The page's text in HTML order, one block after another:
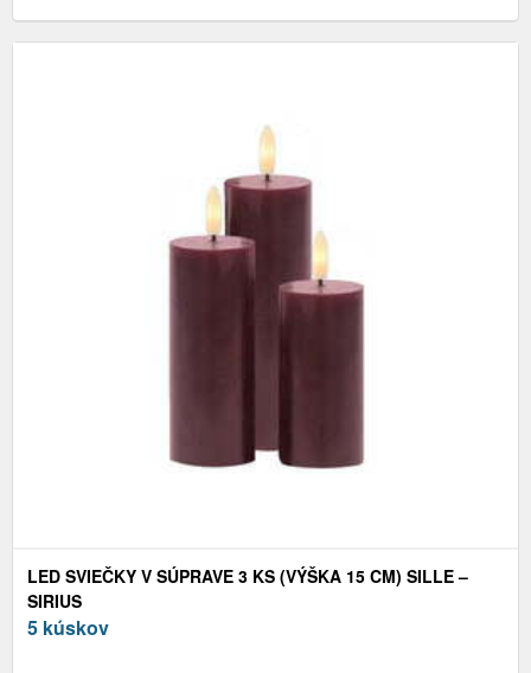
LED SVIEČKY V SÚPRAVE 3 KS (VÝŠKA 15 CM) SILLE –
SIRIUS
5 kúskov